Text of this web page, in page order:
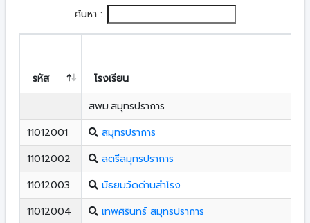
ค้นหา :
รหัส
โรงเรียน
สพม.สมุทรปราการ
11012001
สมุทรปราการ
11012002
สตรีสมุทรปราการ
11012003
มัธยมวัดด่านสำโรง
11012004
เทพศิรินทร์ สมุทรปราการ